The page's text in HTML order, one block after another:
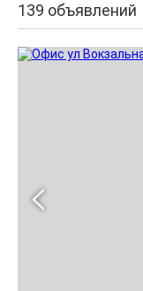
139 объявлений